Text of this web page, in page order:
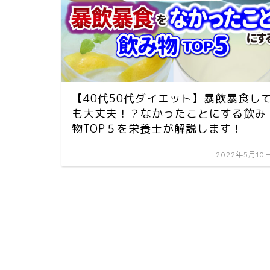
【40代50代ダイエット】暴飲暴食し
も大丈夫！？なかったことにする飲み
物TOP５を栄養士が解説します！
2022年5月10